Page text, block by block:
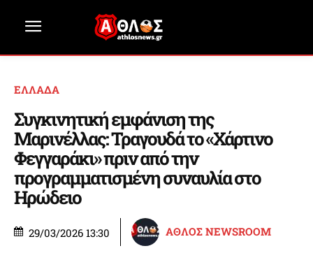
ΕΛΛΑΔΑ
Συγκινητική εμφάνιση της
Μαρινέλλας: Τραγουδά το «Χάρτινο
Φεγγαράκι» πριν από την
προγραμματισμένη συναυλία στο
Ηρώδειο
29/03/2026 13:30 ΑΘΛΟΣ NEWSROOM